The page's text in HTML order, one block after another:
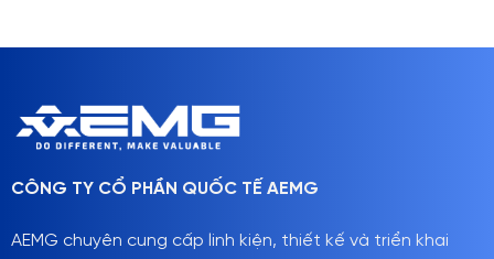
CÔNG TY CỔ PHẦN QUỐC TẾ AEMG
AEMG chuyên cung cấp linh kiện, thiết kế và triển khai